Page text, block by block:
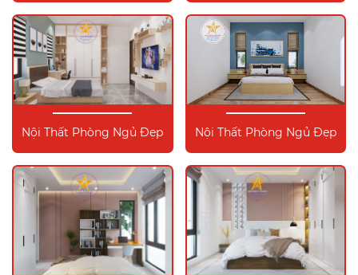
Nội Thất Phòng Ngủ Đẹp Nội Thất Phòng Ngủ Đẹp